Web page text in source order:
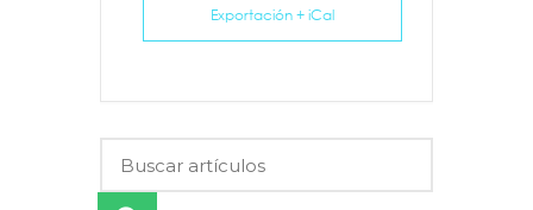
Exportación + iCal